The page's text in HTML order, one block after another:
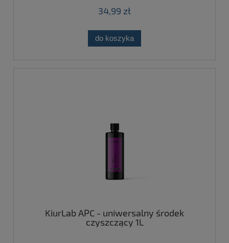
34,99 zł
do koszyka
KiurLab APC - uniwersalny środek
czyszczący 1L